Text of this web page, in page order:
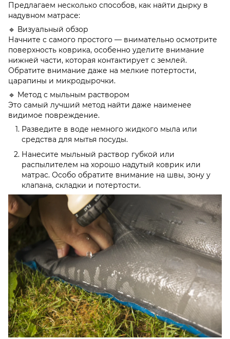
Предлагаем несколько способов, как найти дырку в
надувном матрасе:
🔹 Визуальный обзор
Начните с самого простого — внимательно осмотрите
поверхность коврика, особенно уделите внимание
нижней части, которая контактирует с землей.
Обратите внимание даже на мелкие потертости,
царапины и микродырочки.
🔹 Метод с мыльным раствором
Это самый лучший метод найти даже наименее
видимое повреждение.
Разведите в воде немного жидкого мыла или
средства для мытья посуды.
Нанесите мыльный раствор губкой или
распылителем на хорошо надутый коврик или
матрас. Особо обратите внимание на швы, зону у
клапана, складки и потертости.